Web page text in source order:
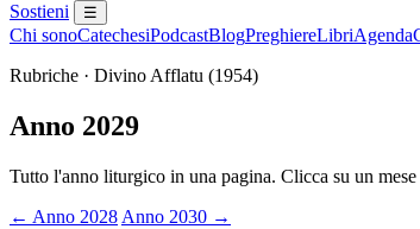
Sostieni ☰
Chi sonoCatechesiPodcastBlogPreghiereLibriAgenda
Rubriche · Divino Afflatu (1954)
Anno 2029
Tutto l'anno liturgico in una pagina. Clicca su un
← Anno 2028 Anno 2030 →